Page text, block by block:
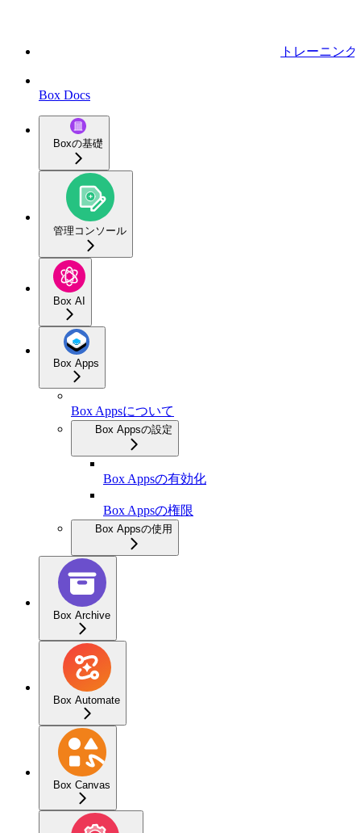
トレーニング
Box Docs
Boxの基礎
管理コンソール
Box AI
Box Apps
Box Appsについて
Box Appsの設定
Box Appsの有効化
Box Appsの権限
Box Appsの使用
Box Archive
Box Automate
Box Canvas